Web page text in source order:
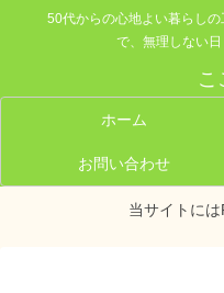
50代からの心地よい暮らし
で、無理しない
こ
ホーム
お問い合わせ
当サイトに